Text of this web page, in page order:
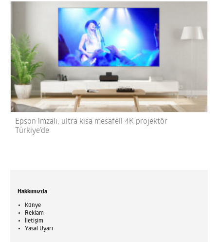
Epson imzalı, ultra kısa mesafeli 4K projektör
Türkiye’de
Hakkımızda
Künye
Reklam
İletişim
Yasal Uyarı